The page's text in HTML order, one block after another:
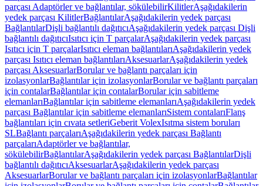
parçası Adaptörler ve bağlantılar, sökülebilirKilitlerAşağıdakilerin
yedek parçası KilitlerBağlantılarAşağıdakilerin yedek parçası
BağlantılarDişli bağlantılı dağıtıcıAşağıdakilerin yedek parçası Dişli
bağlantılı dağıtıcıIsıtıcı için T parçalarAşağıdakilerin yedek parçası
Isıtıcı için T parçalarIsıtıcı eleman bağlantılarıAşağıdakilerin yedek
parçası Isıtıcı eleman bağlantılarıAksesuarlarAşağıdakilerin yedek
parçası AksesuarlarBorular ve bağlantı parçaları için
izolasyonlarBağlantılar için izolasyonlarBorular ve bağlantı parçaları
için contalarBağlantılar için contalarBorular için sabitleme
elemanlarıBağlantılar için sabitleme elemanlarıAşağıdakilerin yedek
parçası Bağlantılar için sabitleme elemanlarıSistem contalarıFlanş
bağlantıları için cıvata setleriGeberit VolexIsıtma sistem boruları
SLBağlantı parçalarıAşağıdakilerin yedek parçası Bağlantı
parçalarıAdaptörler ve bağlantılar,
sökülebilirBağlantılarAşağıdakilerin yedek parçası BağlantılarDişli
bağlantılı dağıtıcıAksesuarlarAşağıdakilerin yedek parçası
AksesuarlarBorular ve bağlantı parçaları için izolasyonlarBağlantılar